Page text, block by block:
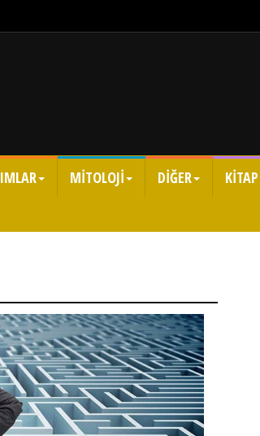
MİTOLOJİ DİĞER KİTAP